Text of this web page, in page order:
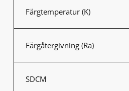
Färgtemperatur (K)
Färgåtergivning (Ra)
SDCM